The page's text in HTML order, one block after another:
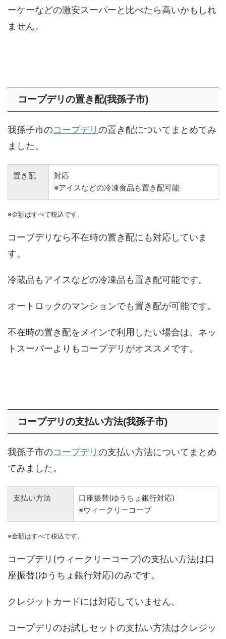
ーケーなどの激安スーパーと比べたら高いかもしれ
ません。
コープデリの置き配(我孫子市)
我孫子市のコープデリの置き配についてまとめてみ
ました。
置き配
対応
※アイスなどの冷凍食品も置き配可能
※金額はすべて税込です。
コープデリなら不在時の置き配にも対応していま
す。
冷蔵品もアイスなどの冷凍品も置き配可能です。
オートロックのマンションでも置き配が可能です。
不在時の置き配をメインで利用したい場合は、ネッ
トスーパーよりもコープデリがオススメです。
コープデリの支払い方法(我孫子市)
我孫子市のコープデリの支払い方法についてまとめ
てみました。
支払い方法
口座振替(ゆうちょ銀行対応)
※ウィークリーコープ
※金額はすべて税込です。
コープデリ(ウィークリーコープ)の支払い方法は口
座振替(ゆうちょ銀行対応)のみです。
クレジットカードには対応していません。
コープデリのお試しセットの支払い方法はクレジッ